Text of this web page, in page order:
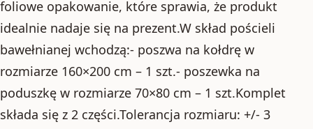
foliowe opakowanie, które sprawia, że produkt
idealnie nadaje się na prezent.W skład pościeli
bawełnianej wchodzą:- poszwa na kołdrę w
rozmiarze 160×200 cm – 1 szt.- poszewka na
poduszkę w rozmiarze 70×80 cm – 1 szt.Komplet
składa się z 2 części.Tolerancja rozmiaru: +/- 3